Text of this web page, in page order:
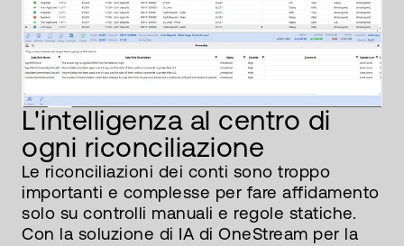
L'intelligenza al centro di
ogni riconciliazione
Le riconciliazioni dei conti sono troppo
importanti e complesse per fare affidamento
solo su controlli manuali e regole statiche.
Con la soluzione di IA di OneStream per la